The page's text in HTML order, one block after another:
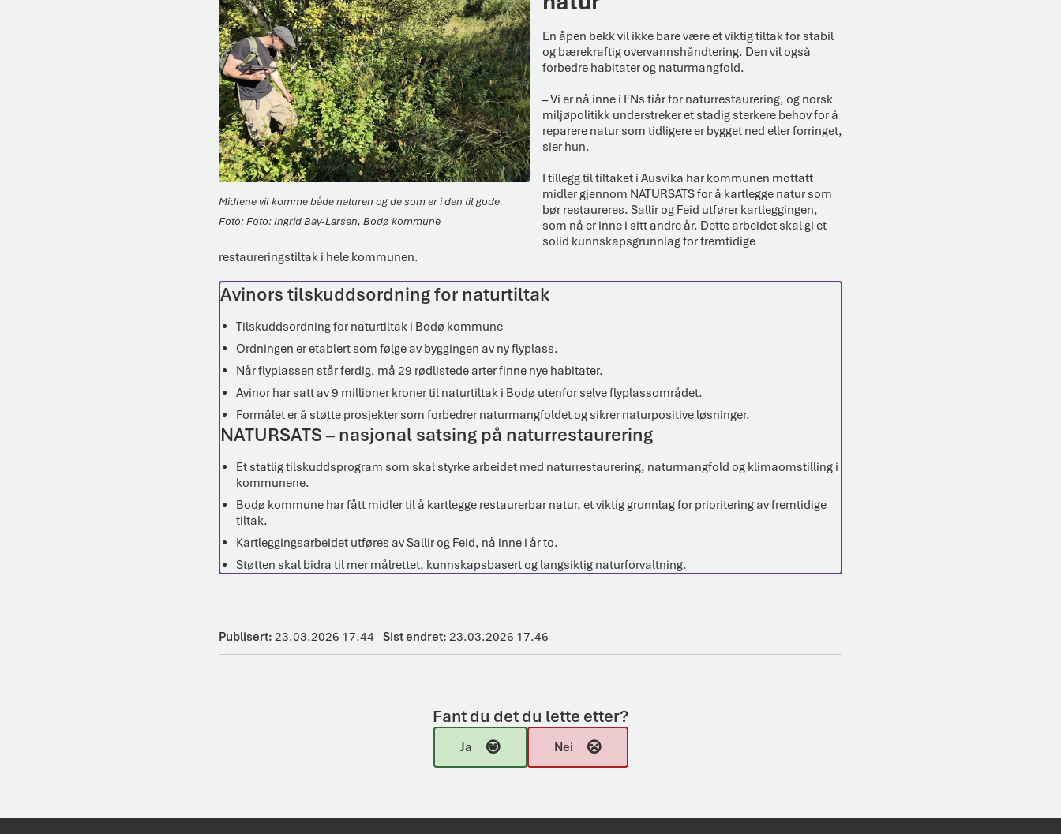
Midlene vil komme både naturen og de som er i den til gode.
Foto: Ingrid Bay-Larsen, Bodø kommune
En åpen bekk vil ikke bare være et viktig tiltak for stabil
og bærekraftig overvannshåndtering. Den vil også
forbedre habitater og naturmangfold.
– Vi er nå inne i FNs tiår for naturrestaurering, og norsk
miljøpolitikk understreker et stadig sterkere behov for å
reparere natur som tidligere er bygget ned eller forringet,
sier hun.
I tillegg til tiltaket i Ausvika har kommunen mottatt
midler gjennom NATURSATS for å kartlegge natur som
bør restaureres. Sallir og Feid utfører kartleggingen,
som nå er inne i sitt andre år. Dette arbeidet skal gi et
solid kunnskapsgrunnlag for fremtidige
restaureringstiltak i hele kommunen.
Avinors tilskuddsordning for naturtiltak
Tilskuddsordning for naturtiltak i Bodø kommune
Ordningen er etablert som følge av byggingen av ny flyplass.
Når flyplassen står ferdig, må 29 rødlistede arter finne nye habitater.
Avinor har satt av 9 millioner kroner til naturtiltak i Bodø utenfor selve flyplassområdet.
Formålet er å støtte prosjekter som forbedrer naturmangfoldet og sikrer naturpositive løsninger.
NATURSATS – nasjonal satsing på naturrestaurering
Et statlig tilskuddsprogram som skal styrke arbeidet med naturrestaurering, naturmangfold og klimaomstilling i
kommunene.
Bodø kommune har fått midler til å kartlegge restaurerbar natur, et viktig grunnlag for prioritering av fremtidige
tiltak.
Kartleggingsarbeidet utføres av Sallir og Feid, nå inne i år to.
Støtten skal bidra til mer målrettet, kunnskapsbasert og langsiktig naturforvaltning.
Publisert 23.03.2026 17.44 Sist endret 23.03.2026 17.46
Fant du det du lette etter?
Ja Nei